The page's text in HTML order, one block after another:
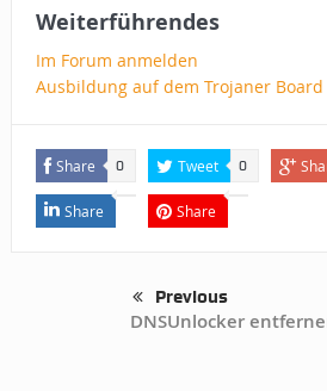
Weiterführendes
Im Forum anmelden
Ausbildung auf dem Trojaner Board
Share 0 Tweet 0
Share Share
Previous
DNSUnlocker